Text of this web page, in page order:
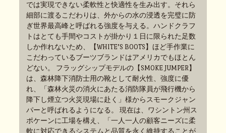
では実現できない柔軟性と快適性を生み出す。それら
細部に渡るこだわりは、外からの水の浸透を完璧に防
ぎ世界最高峰と呼ばれる強度を与える。ハンドクラフ
トはとても手間やコストが掛かり１日に限られた足数
しか作れないため、【WHITE’S BOOTS】ほど手作業に
こだわっているブーツブランドはアメリカでもほとん
どない。 フラッグシップモデルの【SMOKE JUMPER】
は、森林降下消防士用の靴として耐火性、強度に優
れ、「森林火災の消火にあたる消防隊員が飛行機から
降下し煙立つ火災現場に赴く」様からスモークジャン
パーと呼ばれるようになる。 現在は、ワシントン州ス
ポケーンに工場を構え、「一人一人の顧客ニーズに柔
軟に対応できるシステムと品質を永く維持することが